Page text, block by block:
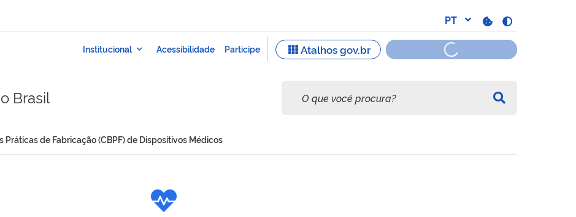
Brasil
de Fabricação (CBPF) de Dispositivos Médicos